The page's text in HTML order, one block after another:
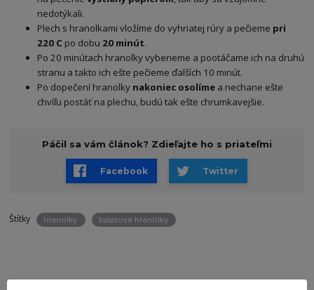
nedotýkali.
Plech s hranolkami vložíme do vyhriatej rúry a pečieme pri
220 C po dobu 20 minút.
Po 20 minútach hranolky vyberieme a pootáčame ich na druhú
stranu a takto ich ešte pečieme ďalších 10 minút.
Po dopečení hranolky nakoniec osolíme a nechane ešte
chvíľu postáť na plechu, budú tak ešte chrumkavejšie.
Páčil sa vám článok? Zdieľajte ho s priateľmi
Facebook Twitter
Štítky hranolky batatove hranolky